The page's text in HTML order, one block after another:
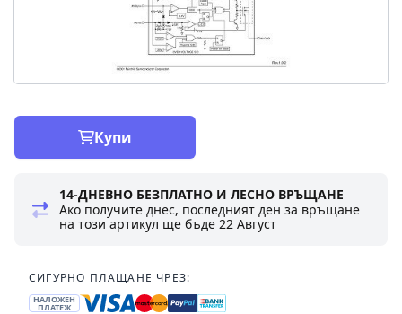
Купи
14-ДНЕВНО БЕЗПЛАТНО И ЛЕСНО ВРЪЩАНЕ
Ако получите днес, последният ден за връщане
на този артикул ще бъде22 Август
СИГУРНО ПЛАЩАНЕ ЧРЕЗ:
НАЛОЖЕН
ПЛАТЕЖ